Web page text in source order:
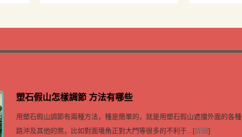
塑石假山怎樣調節 方法有哪些
用塑石假山調節有兩種方法，種是簡單的，就是用塑石假山遮擋外面的各種
路沖及其他的煞，比如對面墻角正對大門等很多的不利于...[詳細]